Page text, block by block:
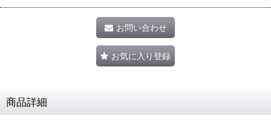
お問い合わせ
お気に入り登録
商品詳細